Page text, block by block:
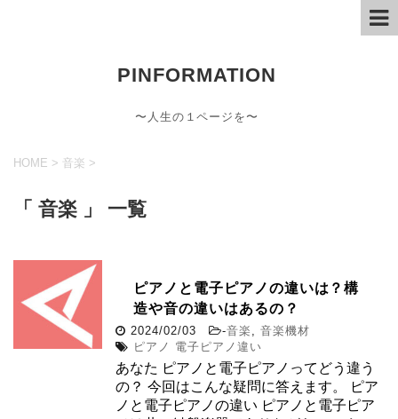
PINFORMATION
〜人生の１ページを〜
HOME > 音楽 >
「 音楽 」 一覧
ピアノと電子ピアノの違いは？構
造や音の違いはあるの？
2024/02/03 -音楽 ,音楽機材
ピアノ 電子ピアノ違い
あなた ピアノと電子ピアノってどう違う
の？ 今回はこんな疑問に答えます。 ピア
ノと電子ピアノの違い ピアノと電子ピア